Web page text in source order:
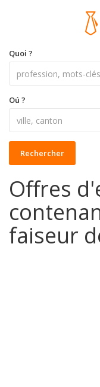
Quoi ?
Oú ?
Rechercher
Offres
faiseur